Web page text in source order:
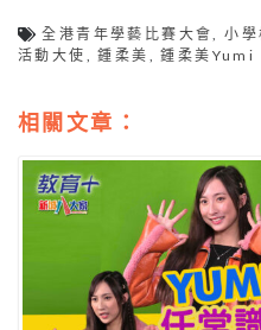
全港青年學藝比賽大會,小
活動大使 ,鍾柔美 ,鍾柔美Yumi
相關文章：